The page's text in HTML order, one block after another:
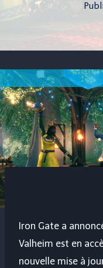
Iron Gate a
Valheim est en
nouvelle mise à